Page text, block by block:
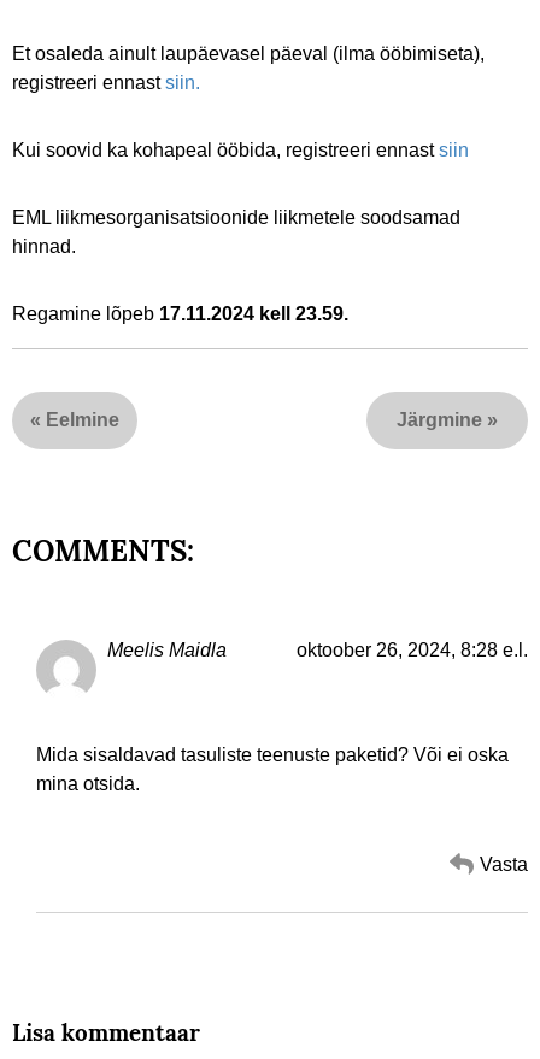
Et osaleda ainult laupäevasel päeval (ilma ööbimiseta),
registreeri ennastsiin.
Kui soovid ka kohapeal ööbida, registreeri ennastsiin
EML liikmesorganisatsioonide liikmetele soodsamad
hinnad.
Regamine lõpeb 17.11.2024 kell 23.59.
« Eelmine Järgmine »
COMMENTS:
Meelis Maidla oktoober 26, 2024, 8:28 e.l.
Mida sisaldavad tasuliste teenuste paketid? Või ei oska
mina otsida.
Vasta
Lisa kommentaar